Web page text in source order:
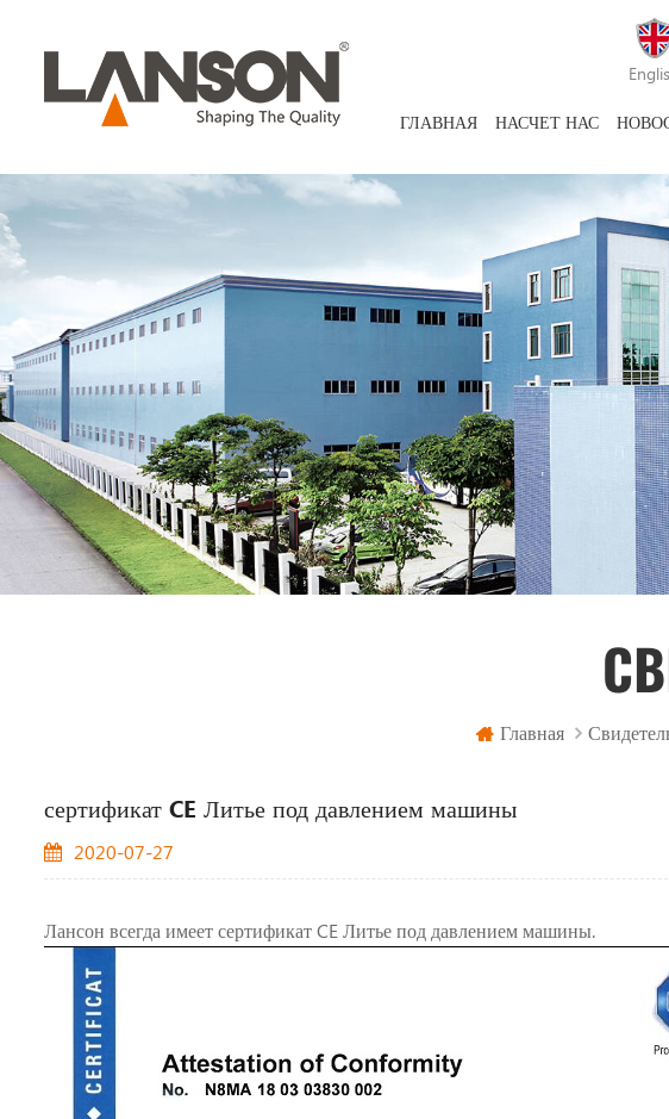
ГЛАВНАЯ НАСЧЕТ НАС
Главная
сертификат CE Литье под давлением машины
2020-07-27
Лансон всегда имеет сертификат CE Литье под давлением машины.